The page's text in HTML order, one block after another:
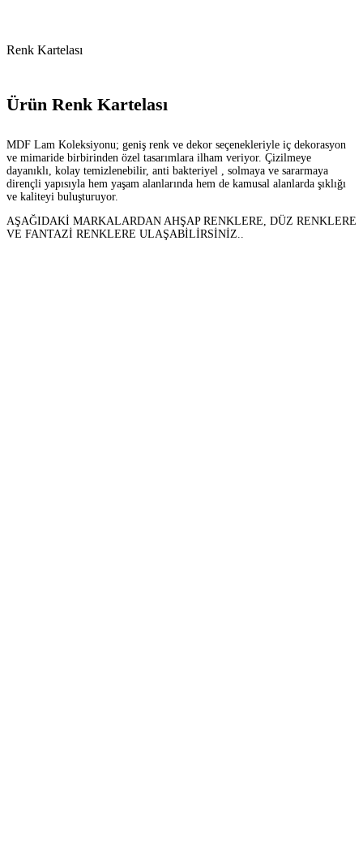
Renk Kartelası
Ürün Renk Kartelası
MDF Lam Koleksiyonu; geniş renk ve dekor seçenekleriyle iç dekorasyon
ve mimaride birbirinden özel tasarımlara ilham veriyor. Çizilmeye
dayanıklı, kolay temizlenebilir, anti bakteriyel , solmaya ve sararmaya
dirençli yapısıyla hem yaşam alanlarında hem de kamusal alanlarda şıklığı
ve kaliteyi buluşturuyor.
AŞAĞIDAKİ MARKALARDAN AHŞAP RENKLERE, DÜZ RENKLERE
VE FANTAZİ RENKLERE ULAŞABİLİRSİNİZ..